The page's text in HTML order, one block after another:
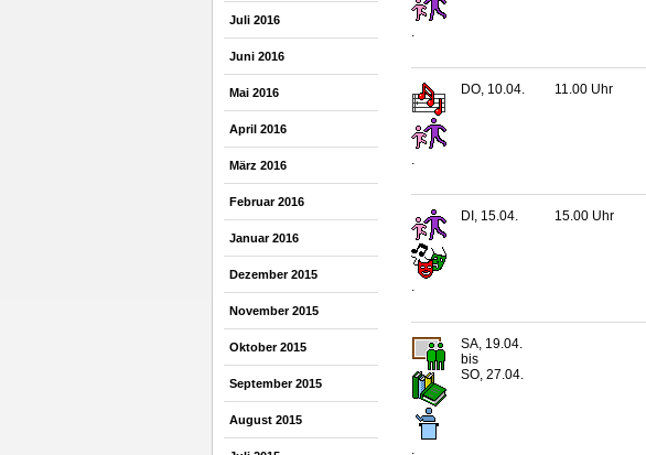
Juli 2016
Juni 2016
Mai 2016
April 2016
März 2016
Februar 2016
Januar 2016
Dezember 2015
November 2015
Oktober 2015
September 2015
August 2015
.
.
DO, 10.04. 11.00 Uhr
.
DI, 15.04. 15.00 Uhr
SA, 19.04.
bis
SO, 27.04.